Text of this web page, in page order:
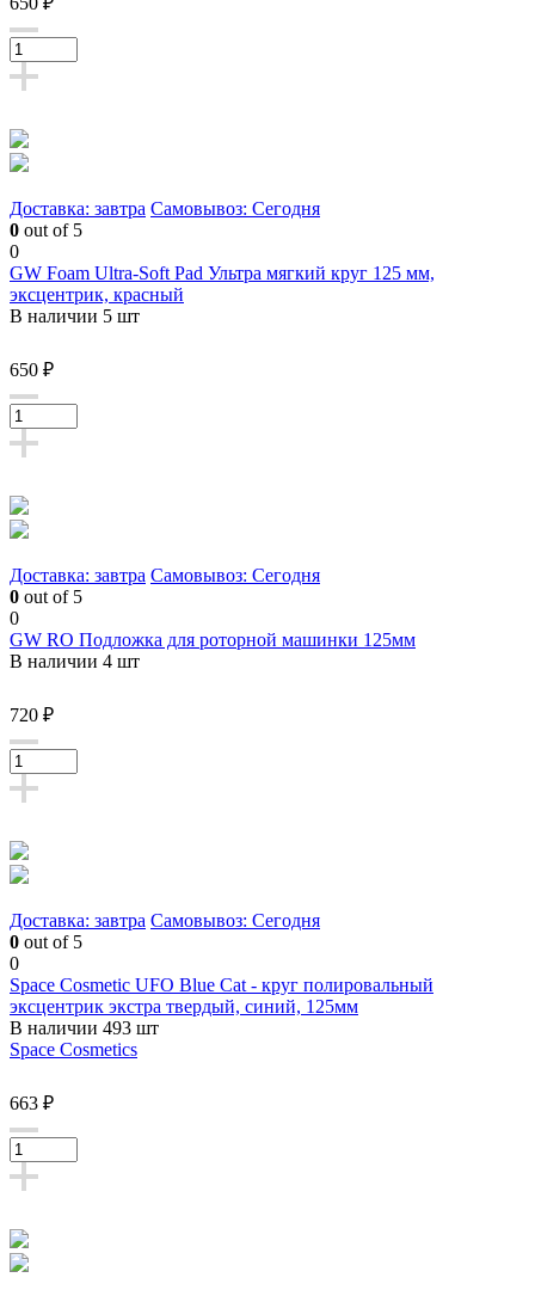
Доставка: завтра Самовывоз: Сегодня
0 out of 5
0
GW Foam Ultra-Soft Pad Ультра мягкий круг 125 мм,
эксцентрик, красный
В наличии 5 шт
650 ₽
Доставка: завтра Самовывоз: Сегодня
0 out of 5
0
GW RO Подложка для роторной машинки 125мм
В наличии 4 шт
720 ₽
Доставка: завтра Самовывоз: Сегодня
0 out of 5
0
Space Cosmetic UFO Blue Cat - круг полировальный
эксцентрик экстра твердый, синий, 125мм
В наличии 493 шт
Space Cosmetics
663 ₽